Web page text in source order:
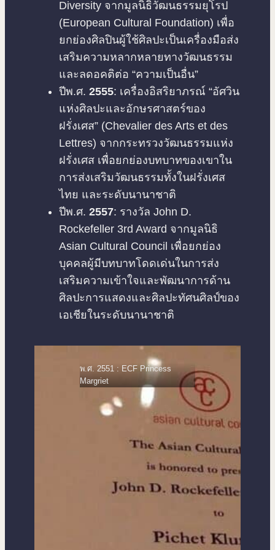
Diversity จากมูลนิธิวัฒนธรรมยุโรป
(European Cultural Foundation) เพื่อ
ยกย่องศิลปินผู้ใช้ศิลปะเป็นเครื่องมือส่ง
เสริมความหลากหลายทางวัฒนธรรม
และลดอคติต่อ “ความเป็นอื่น”
ปีพ.ศ. 2555: เครื่องอิสริยาภรณ์ “อัศวิน
แห่งศิลปะและอักษรศาสตร์ของ
ฝรั่งเศส” (Chevalier des Arts et des
Lettres) จากกระทรวงวัฒนธรรมแห่ง
ฝรั่งเศส เพื่อยกย่องบทบาทของเขาใน
การส่งเสริมวัฒนธรรมทั้งในฝรั่งเศส
ไทย และระดับนานาชาติ
ปีพ.ศ. 2557: รางวัล John D.
Rockefeller 3rd Award จากมูลนิธิ
Asian Cultural Council เพื่อยกย่อง
บุคคลผู้มีบทบาทโดดเด่นในการส่ง
เสริมความเข้าใจและพัฒนาการด้าน
ศิลปะการแสดงและศิลปะทัศนศิลป์ของ
เอเชียในระดับนานาชาติ
พ.ศ. 2551 : ECF Princess
Margriet